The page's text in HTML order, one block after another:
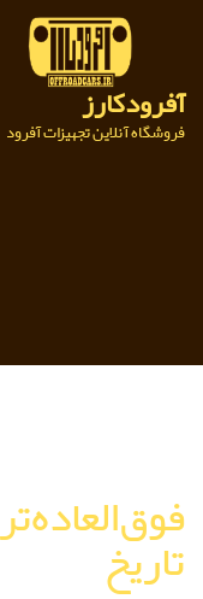
آفرودکارز
فروشگاه آنلاین تجهیزات آفرود
تاريخ